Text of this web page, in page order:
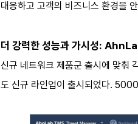
대응하고 고객의 비즈니스 환경을
더 강력한 성능과 가시성:
신규 네트워크 제품군 출시에 맞춰
도 신규 라인업이 출시되었다.